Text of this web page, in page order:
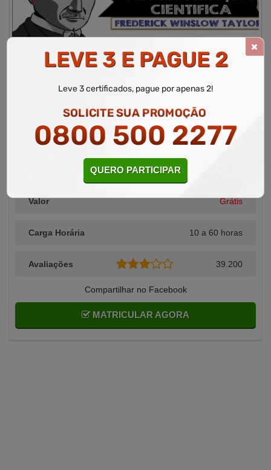
Área Relacionada Contabilidade
Alunos Matriculados
Valor Grátis
Carga Horária 10 a 60 horas
Avaliações 39.200
Compartilhar no Facebook
MATRICULAR AGORA
WR Educacional Cursos
Área de Contabilidade
Curso Livre de Teoria da Administração Científica
LEVE 3 E PAGUE 2
Leve 3 certificados, pague por apenas 2!
SOLICITE SUA PROMOÇÃO
0800 500 2277
QUERO PARTICIPAR